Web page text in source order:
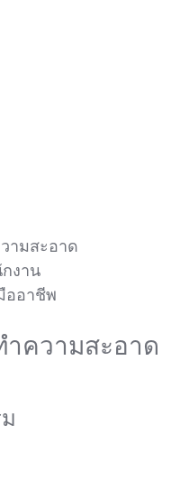
ามสะอาด
งาน
ออาชีพ
ำความสะอาด